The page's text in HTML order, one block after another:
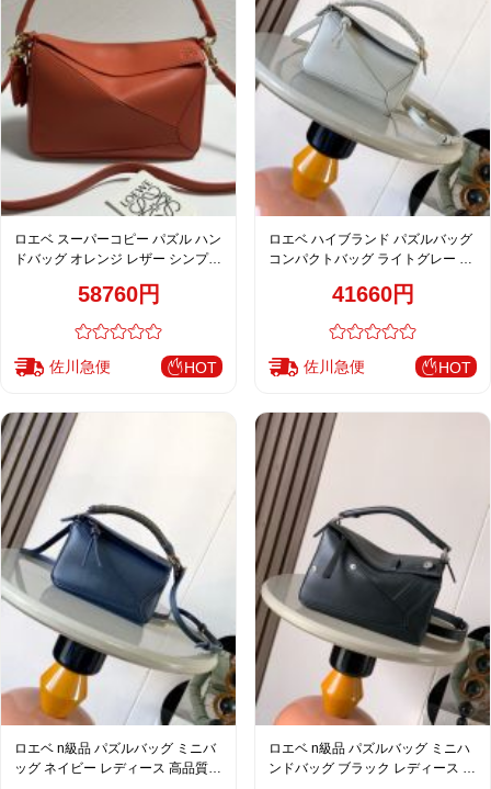
ロエベ スーパーコピー パズル ハン
ドバッグ オレンジ レザー シンプル
58760円
佐川急便 HOT
ロエベ ハイブランド パズルバッグ
コンパクトバッグ ライトグレー レ
41660円
佐川急便 HOT
ロエベ n級品 パズルバッグ ミニバ
ッグ ネイビー レディース 高品質レ
ロエベ n級品 パズルバッグ ミニハ
ンドバッグ ブラック レディース お